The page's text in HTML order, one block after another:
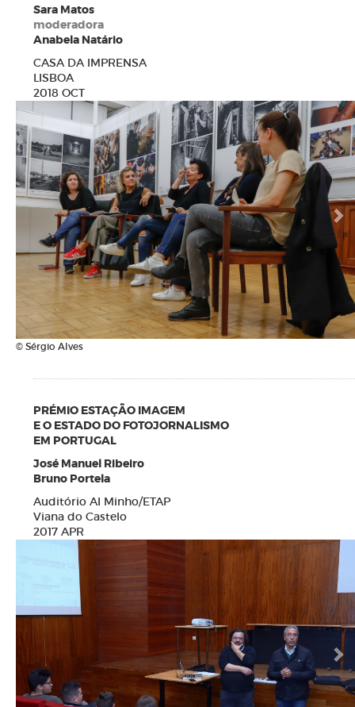
Sara Matos
moderadora
Anabela Natário
CASA DA IMPRENSA
LISBOA
2018 OCT
© Sérgio Alves
PRÉMIO ESTAÇÃO IMAGEM
E O ESTADO DO FOTOJORNALISMO
EM PORTUGAL
José Manuel Ribeiro
Bruno Portela
Auditório AI Minho/ETAP
Viana do Castelo
2017 APR